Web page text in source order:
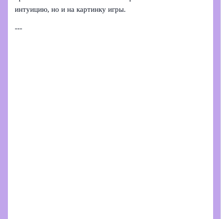
интуицию, но и на картинку игры.
---